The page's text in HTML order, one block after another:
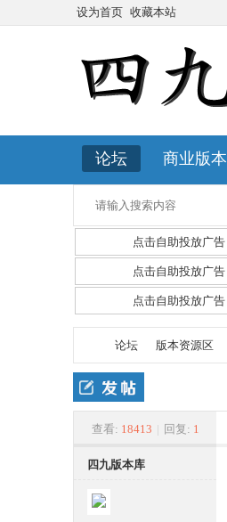
设为首页 收藏本站
论坛 商业版本
点击自助投放广告
点击自助投放广告
点击自助投放广告
»
论坛 版本资源区
查看: 18413 | 回复: 1
四九版本库